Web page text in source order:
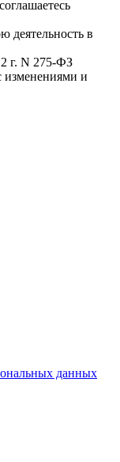
деятельность в
г. N 275-ФЗ
изменениями и
данных